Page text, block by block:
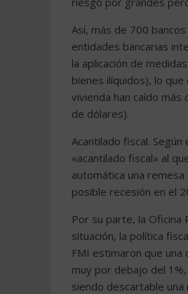
Así, más de 700
entidades bancarias
la aplicación de
bienes ilíquidos), lo
vivienda han caído
de dólares).
Acantilado fiscal.
«acantilado fiscal» al
automática una
posible recesión en el
Por su parte, la Oficina
situación, la política
FMI estimaron que
muy por debajo del
siendo descartable una